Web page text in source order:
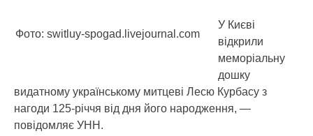
Фото: switluy-spogad.livejournal.com
У Києві
відкрили
меморіальну
дошку
видатному українському митцеві Лесю Курбасу з
нагоди 125-річчя від дня його народження, —
повідомляє УНН.